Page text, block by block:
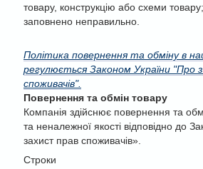
товару, конструкцію або схеми
заповнено неправильно.
Політика повернення та обміну в
регулюється Законом України "Про
споживачів".
Повернення та обмін товару
Компанія здійснює повернення та
та неналежної якості відповідно до
захист прав споживачів».
Строки